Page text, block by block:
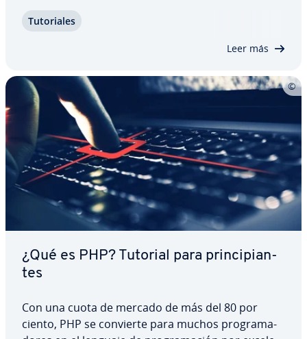
código cómo crear arrays en R y en qué se di­fe­re­n­
Tu­to­ria­les
Leer más
¿Qué es PHP? Tutorial para pri­n­ci­pia­n­
tes
Con una cuota de mercado de más del 80 por
ciento, PHP se convierte para muchos pro­gra­ma­